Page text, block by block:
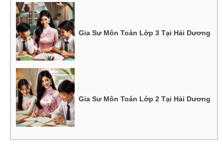
Gia Sư Môn Toán Lớp 3 Tại Hải Dương
Gia Sư Môn Toán Lớp 2 Tại Hải Dương